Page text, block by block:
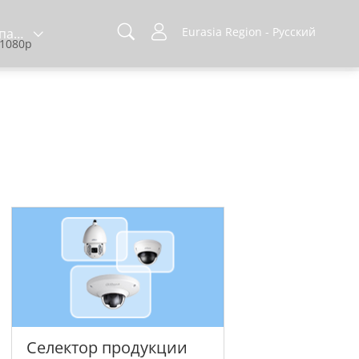
Eurasia Region - Русский
О компании
Селектор продукции